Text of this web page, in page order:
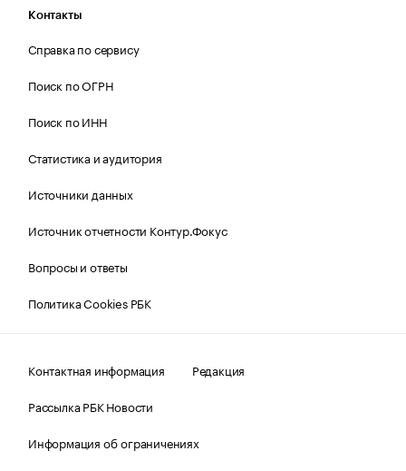
Контакты
Справка по сервису
Поиск по ОГРН
Поиск по ИНН
Статистика и аудитория
Источники данных
Источник отчетности Контур.Фокус
Вопросы и ответы
Политика Cookies РБК
Контактная информация
Редакция
Рассылка РБК Новости
Информация об ограничениях